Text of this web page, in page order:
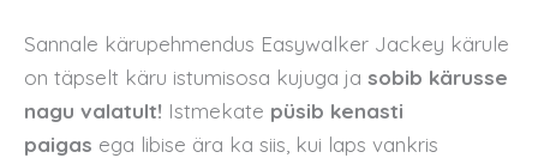
Sannale kärupehmendus Easywalker Jackey kärule
on täpselt käru istumisosa kujuga ja sobib kärusse
nagu valatult! Istmekate püsib kenasti
paigas ega libise ära ka siis, kui laps vankris